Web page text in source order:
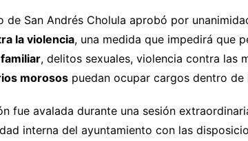
de San Andrés Cholula aprobó por
la violencia, una medida que impedirá que
, delitos sexuales, violencia contra las
morosos puedan ocupar cargos dentro
fue avalada durante una sesión
interna del ayuntamiento con las